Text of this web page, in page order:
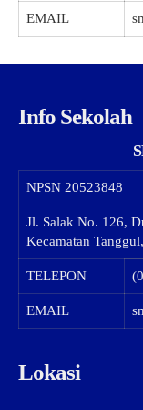
EMAIL
Info Sekolah
NPSN 20523848
Jl. Salak No. 126,
Kecamatan
TELEPON
EMAIL
Lokasi